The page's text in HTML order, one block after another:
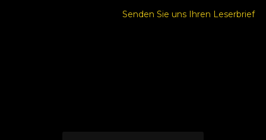
Senden Sie uns Ihren Leserbrief